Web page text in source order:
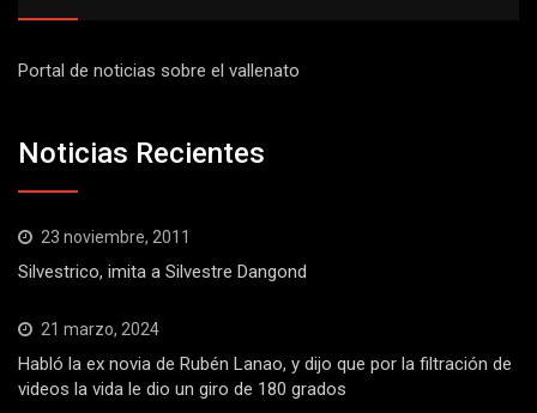
Portal de noticias sobre el vallenato
Noticias Recientes
23 noviembre, 2011
Silvestrico, imita a Silvestre Dangond
21 marzo, 2024
Habló la ex novia de Rubén Lanao, y dijo que por la filtración de
videos la vida le dio un giro de 180 grados